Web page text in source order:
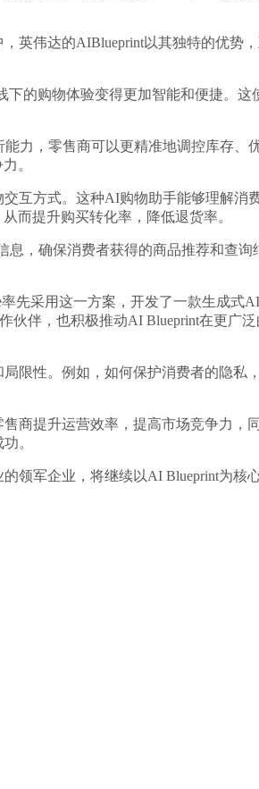
伟达的AIBlueprint以其独特的优势
购物体验变得更加智能和便捷。这
，零售商可以更精准地调控库存、
。
方式。这种AI购物助手能够理解消
而提升购买转化率，降低退货率。
，确保消费者获得的商品推荐和查
采用这一方案，开发了一款生成式
伙伴，也积极推动AI Blueprint在更广
性。例如，如何保护消费者的隐私
提升运营效率，提高市场竞争力，
。
军企业，将继续以AI Blueprint为核